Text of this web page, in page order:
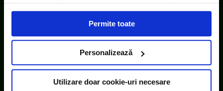
acești identificatori online sunt plasați de către ECOTIC
(cookie-uri primare), alții sunt cookie-uri dintr-un domeniu
diferit de domeniul site-ului web pe care îl vizitați (cookie-
uri terțe). Găsiți în ferestrele Detalii și Despre informații
consimțământul cu privire la acestea.
Permite toate
Personalizează
Utilizare doar cookie-uri necesare